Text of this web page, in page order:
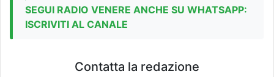
SEGUI RADIO VENERE ANCHE SU WHATSAPP:
ISCRIVITI AL CANALE
Contatta la redazione